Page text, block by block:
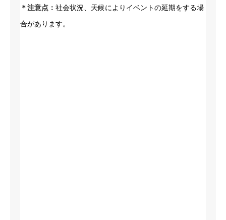
＊注意点： 社会状況、天候によりイベントの延期をする場
合があります。